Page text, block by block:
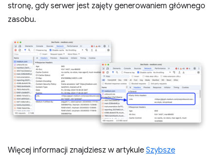
stronę, gdy serwer jest zajęty generowaniem głównego
zasobu.
Więcej informacji znajdziesz w artykule Szybsze